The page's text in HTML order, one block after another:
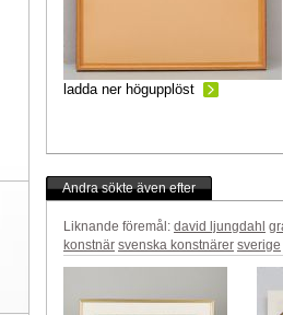
ladda ner högupplöst
Andra sökte även efter
Liknande föremål: david ljungdahl
konstnär svenska konstnärer sverige